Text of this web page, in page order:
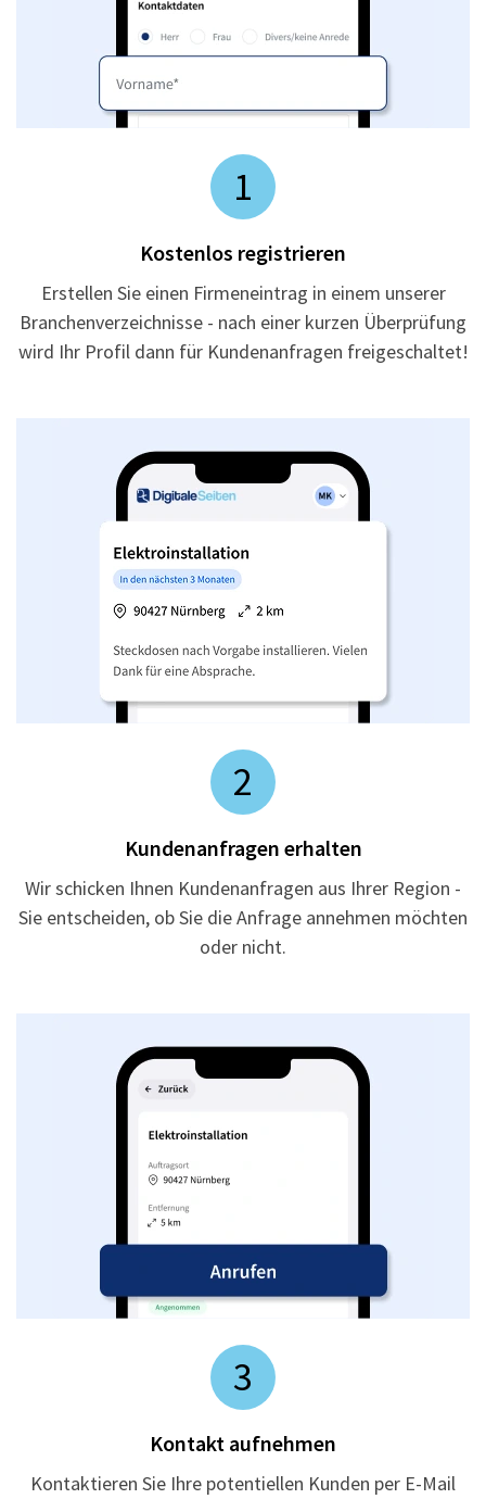
1
Kostenlos registrieren
Erstellen Sie einen Firmeneintrag in einem unserer
Branchenverzeichnisse - nach einer kurzen Überprüfung
wird Ihr Profil dann für Kundenanfragen freigeschaltet!
2
Kundenanfragen erhalten
Wir schicken Ihnen Kundenanfragen aus Ihrer Region -
Sie entscheiden, ob Sie die Anfrage annehmen möchten
oder nicht.
3
Kontakt aufnehmen
Kontaktieren Sie Ihre potentiellen Kunden per E-Mail